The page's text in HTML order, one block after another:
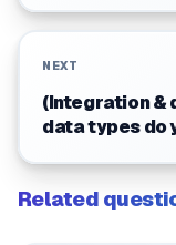
NEXT
(Integration &
data types do
Related